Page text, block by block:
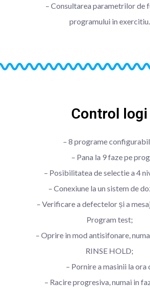
– Consultarea parametrilor de
programului in exercitiu.
Control logi
– 8 programe
– Pana la 9 faze pe
– Posibilitatea de selectie a 4
– Conexiune la un sistem de
– Verificare a defectelor și a
Program test;
– Oprire in mod antisifonare, numai
RINSE HOLD;
– Pornire a masinii la ora
– Racire progresiva, numai in